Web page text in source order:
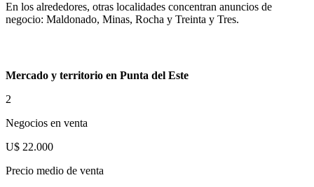
En los alrededores, otras localidades concentran anuncios de
negocio: Maldonado, Minas, Rocha y Treinta y Tres.
Mercado y territorio en Punta del Este
2
Negocios en venta
U$ 22.000
Precio medio de venta